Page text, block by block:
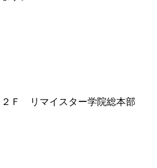
Ｆ リマイスター学院総本部